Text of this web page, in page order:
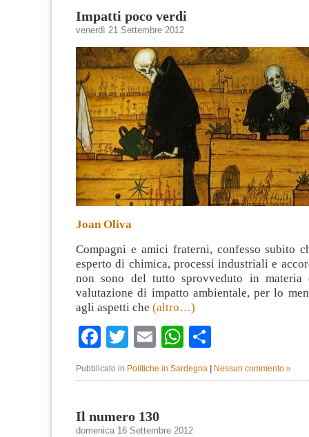
Impatti poco verdi
venerdì 21 Settembre 2012
Joan Oliva
Compagni e amici fraterni, confesso subito
esperto di chimica, processi industriali e
non sono del tutto sprovveduto in
valutazione di impatto ambientale, per lo
agli aspetti che (altro…)
Facebook
TwitterEmailWhatsApp
Pubblicato in Politiche in Sardegna Nessun commento »
Il numero 130
domenica 16 Settembre 2012